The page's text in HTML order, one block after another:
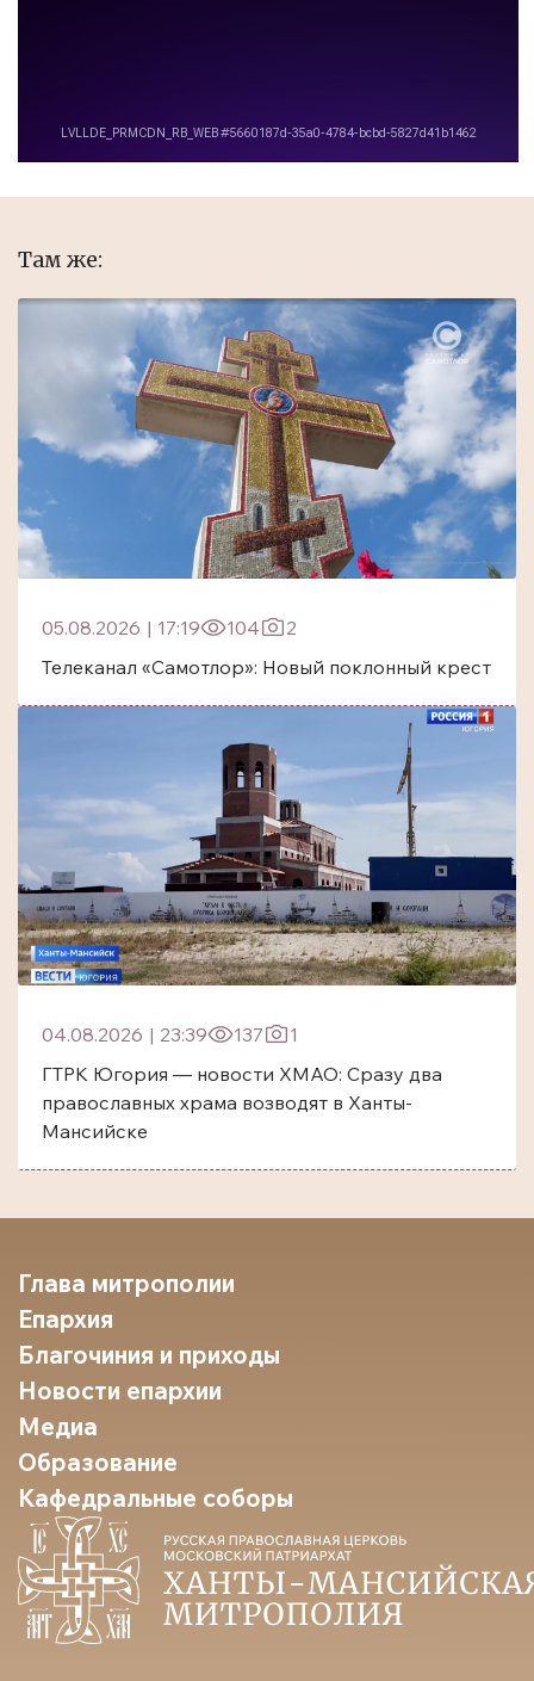
Там же:
05.08.2026 | 17:19 104
2
Телеканал «Самотлор»: Новый поклонный крест
04.08.2026 | 23:39 137
1
ГТРК Югория — новости ХМАО: Сразу два
православных храма возводят в Ханты-
Мансийске
Глава митрополии
Епархия
Благочиния и приходы
Новости епархии
Медиа
Образование
Кафедральные соборы